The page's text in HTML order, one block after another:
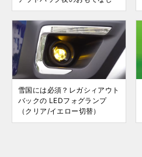
雪国には必須？レガシィアウト
バックの LEDフォグランプ
（クリア/イエロー切替）